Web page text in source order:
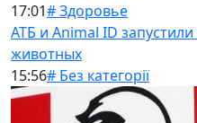
17:01# Здоровье
АТБ и Animal ID
животных
15:56# Без категорії